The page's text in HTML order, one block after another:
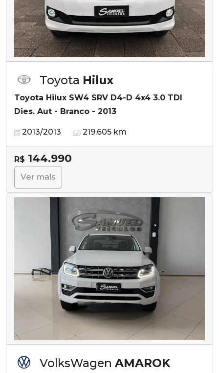
Toyota Hilux
Toyota Hilux SW4 SRV D4-D 4x4 3.0 TDI
Dies. Aut - Branco - 2013
2013/2013 219.605 km
R$ 144.990
Ver mais
VolksWagen AMAROK